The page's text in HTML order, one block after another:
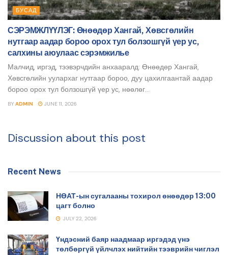
БУСАД
СЭРЭМЖЛҮҮЛЭГ: Өнөөдөр Хангай, Хөвсгөлийн
нутгаар аадар бороо орох тул болзошгүй үер ус,
салхины аюулаас сэрэмжилье
Малчид, иргэд, тээвэрчдийн анхааралд: Өнөөдөр Хангай,
Хөвсгөлийн уулархаг нутгаар бороо, дуу цахилгаантай аадар
бороо орох тул болзошгүй үер ус, нөөлөг...
BY ADMIN JUNE 11, 2026
Discussion about this post
Recent News
НӨАТ-ын сугалааны тохирол өнөөдөр 13:00
цагт болно
JULY 22, 2026
Үндэсний баяр наадмаар иргэдэд үнэ
төлбөргүй үйлчлэх нийтийн тээврийн чиглэл